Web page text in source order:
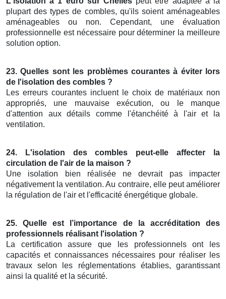
plupart des types de combles, qu'ils soient aménageables
aménageables ou non. Cependant, une évaluation
professionnelle est nécessaire pour déterminer la meilleure
solution option.
23. Quelles sont les problèmes courantes à éviter lors
de l'isolation des combles ?
Les erreurs courantes incluent le choix de matériaux non
appropriés, une mauvaise exécution, ou le manque
d'attention aux détails comme l'étanchéité à l'air et la
ventilation.
24. L'isolation des combles peut-elle affecter la
circulation de l'air de la maison ?
Une isolation bien réalisée ne devrait pas impacter
négativement la ventilation. Au contraire, elle peut améliorer
la régulation de l'air et l'efficacité énergétique globale.
25. Quelle est l’importance de la accréditation des
professionnels réalisant l'isolation ?
La certification assure que les professionnels ont les
capacités et connaissances nécessaires pour réaliser les
travaux selon les réglementations établies, garantissant
ainsi la qualité et la sécurité.